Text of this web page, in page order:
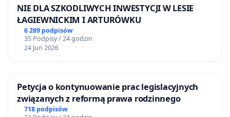
NIE DLA SZKODLIWYCH INWESTYCJI W LESIE
ŁAGIEWNICKIM I ARTURÓWKU
6 289 podpisów
35 Podpisy / 24 godzin
24 Jun 2026
Petycja o kontynuowanie prac legislacyjnych
związanych z reformą prawa rodzinnego
718 podpisów